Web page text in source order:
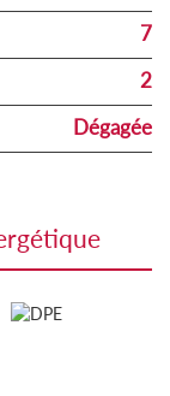
7
2
Dégagée